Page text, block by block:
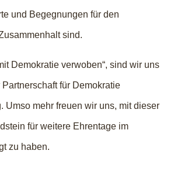
und Begegnungen für den
sind.
Demokratie verwoben“, sind wir uns
für Demokratie
Umso mehr freuen wir uns, mit dieser
für weitere Ehrentage im
zu haben.